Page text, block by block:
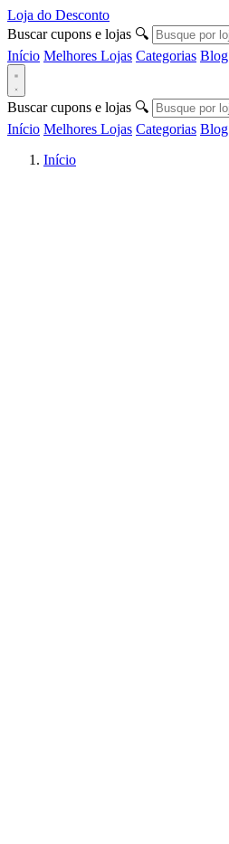
Loja do Desconto
Buscar cupons e lojas 🔍
Início Melhores Lojas Categorias Blog
Buscar cupons e lojas 🔍
Início Melhores Lojas Categorias Blog
Início